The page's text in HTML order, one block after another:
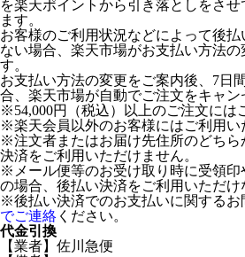
を楽天ポイントから引き落としをさ
ます。
お客様のご利用状況などによって後
ない場合、楽天市場がお支払い方法の
す。
お支払い方法の変更をご案内後、7日
合、楽天市場が自動でご注文をキャン
※54,000円（税込）以上のご注文には
※楽天会員以外のお客様にはご利用い
※注文者またはお届け先住所のどちら
決済をご利用いただけません。
※メール便等のお受け取り時に受領印
の場合、後払い決済をご利用いただけ
※後払い決済でのお支払いに関するお
でご連絡 ください。
代金引換
【業者】佐川急便